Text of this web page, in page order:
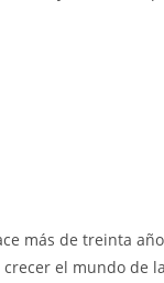
más de treinta
crecer el mundo de